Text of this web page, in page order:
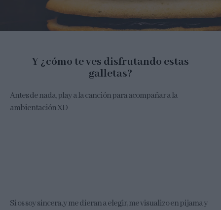
Y ¿cómo te ves disfrutando estas
galletas?
Antes de nada, play a la canción para acompañar a la
ambientación XD
Si os soy sincera, y me dieran a elegir, me visualizo en pijama y